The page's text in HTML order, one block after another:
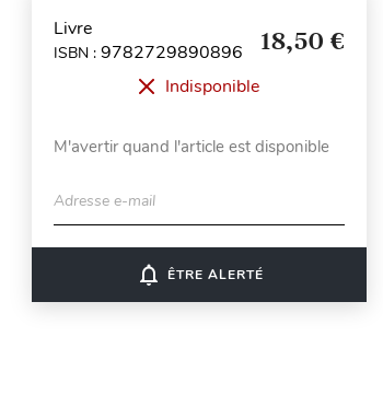
Livre
ISBN : 9782729890896 18,50 €
Indisponible
M'avertir quand l'article est disponible
Adresse e-mail
notifications_none ÊTRE ALERTÉ